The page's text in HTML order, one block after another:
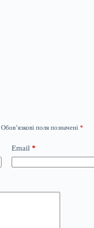
Обов’язкові поля позначені *
Email *